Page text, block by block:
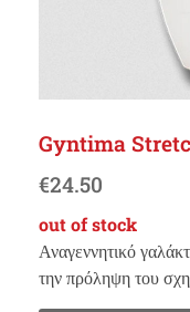
Gyntima
€24.50
out of stock
Αναγεννητικό
την πρόληψη του